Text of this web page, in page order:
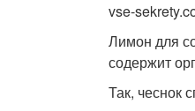
vse-
Лимон для
содержит
Так, чеснок